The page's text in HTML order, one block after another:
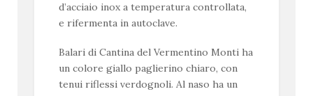
d’acciaio inox a temperatura controllata,
e rifermenta in autoclave.
Balari di Cantina del Vermentino Monti ha
un colore giallo paglierino chiaro, con
tenui riflessi verdognoli. Al naso ha un